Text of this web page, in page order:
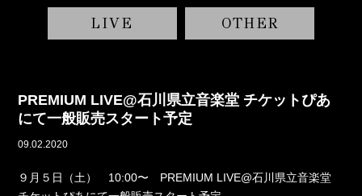
LIVE OTHER
PREMIUM LIVE@石川県立音楽堂 チケットぴあ
にて一般販売スタート予定
09.02.2020
９月５日（土） 10:00〜 PREMIUM LIVE@石川県立音楽堂